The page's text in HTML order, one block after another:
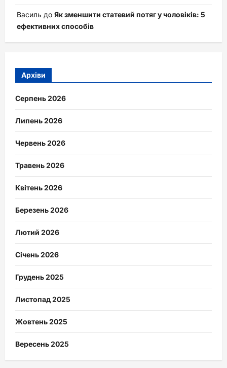
Василь до Як зменшити статевий потяг у чоловіків: 5
ефективних способів
Архіви
Серпень 2026
Липень 2026
Червень 2026
Травень 2026
Квітень 2026
Березень 2026
Лютий 2026
Січень 2026
Грудень 2025
Листопад 2025
Жовтень 2025
Вересень 2025